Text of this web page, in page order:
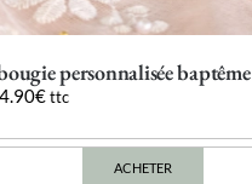
personnalisée baptême
€ ttc
ACHETER
Ce